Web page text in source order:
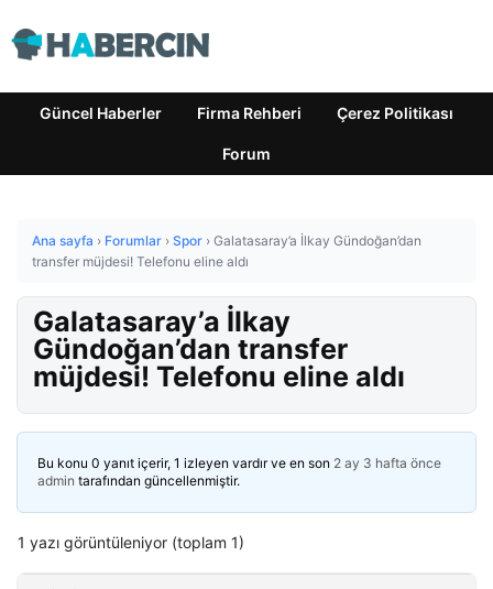
Güncel Haberler Firma Rehberi Çerez Politikası
Forum
Ana sayfa › Forumlar › Spor › Galatasaray’a İlkay Gündoğan’dan
transfer müjdesi! Telefonu eline aldı
Galatasaray’a İlkay
Gündoğan’dan transfer
müjdesi! Telefonu eline aldı
Bu konu 0 yanıt içerir, 1 izleyen vardır ve en son 2 ay 3 hafta önce
admin tarafından güncellenmiştir.
1 yazı görüntüleniyor (toplam 1)